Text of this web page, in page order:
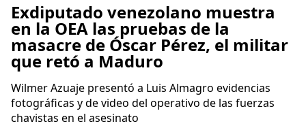
Exdiputado venezolano muestra
en la OEA las pruebas de la
masacre de Óscar Pérez, el militar
que retó a Maduro
Wilmer Azuaje presentó a Luis Almagro evidencias
fotográficas y de video del operativo de las fuerzas
chavistas en el asesinato